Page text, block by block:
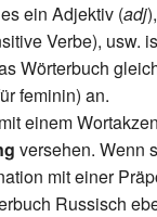
ein Adjektiv (adj),
Verbe), usw.
Wörterbuch
feminin) an.
einem
versehen. Wenn
mit einer
Russisch